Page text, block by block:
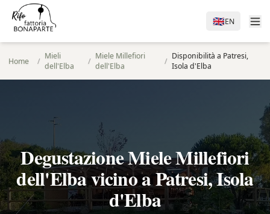
🇬🇧EN
Home / Mieli
dell'Elba
/ Miele Millefiori
dell'Elba
/ Disponibilità a Patresi,
Isola d'Elba
Degustazione Miele Millefiori
dell'Elba vicino a Patresi, Isola
d'Elba